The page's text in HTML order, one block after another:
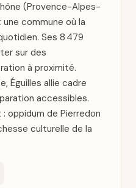
(Provence-Alpes-
commune où la
Ses 8 479
sur des
à proximité.
Éguilles allie cadre
accessibles.
oppidum de Pierredon
culturelle de la